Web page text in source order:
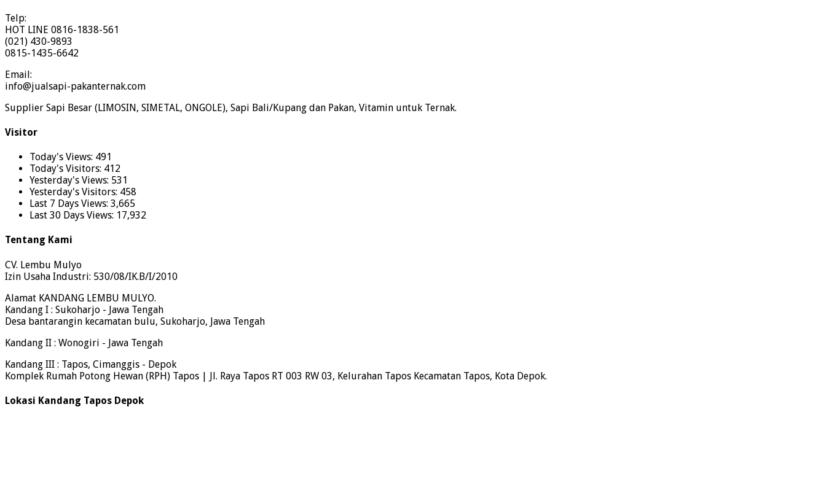
Telp:
HOT LINE 0816-1838-561
(021) 430-9893
0815-1435-6642
Email:
info@jualsapi-pakanternak.com
Supplier Sapi Besar (LIMOSIN, SIMETAL, ONGOLE), Sapi Bali/Kupang dan Pakan, Vitamin untuk Ternak.
Visitor
Today's Views: 491
Today's Visitors: 412
Yesterday's Views: 531
Yesterday's Visitors: 458
Last 7 Days Views: 3,665
Last 30 Days Views: 17,932
Tentang Kami
CV. Lembu Mulyo
Izin Usaha Industri: 530/08/IK.B/I/2010
Alamat KANDANG LEMBU MULYO.
Kandang I : Sukoharjo - Jawa Tengah
Desa bantarangin kecamatan bulu, Sukoharjo, Jawa Tengah
Kandang II : Wonogiri - Jawa Tengah
Kandang III : Tapos, Cimanggis - Depok
Komplek Rumah Potong Hewan (RPH) Tapos | Jl. Raya Tapos RT 003 RW 03, Kelurahan Tapos Kecamatan Tapos, Kota Depok.
Lokasi Kandang Tapos Depok